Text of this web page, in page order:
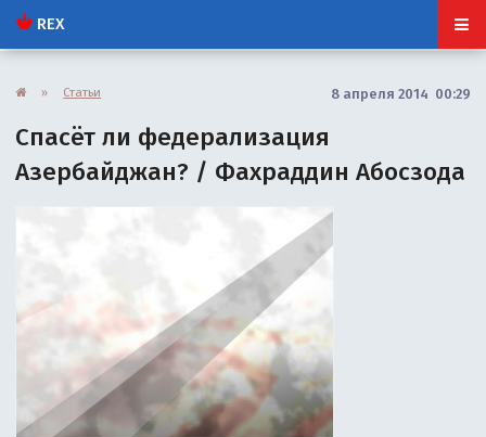
REX
» Статьи 8 апреля 2014 00:29
Спасёт ли федерализация
Азербайджан? / Фахраддин Абосзода